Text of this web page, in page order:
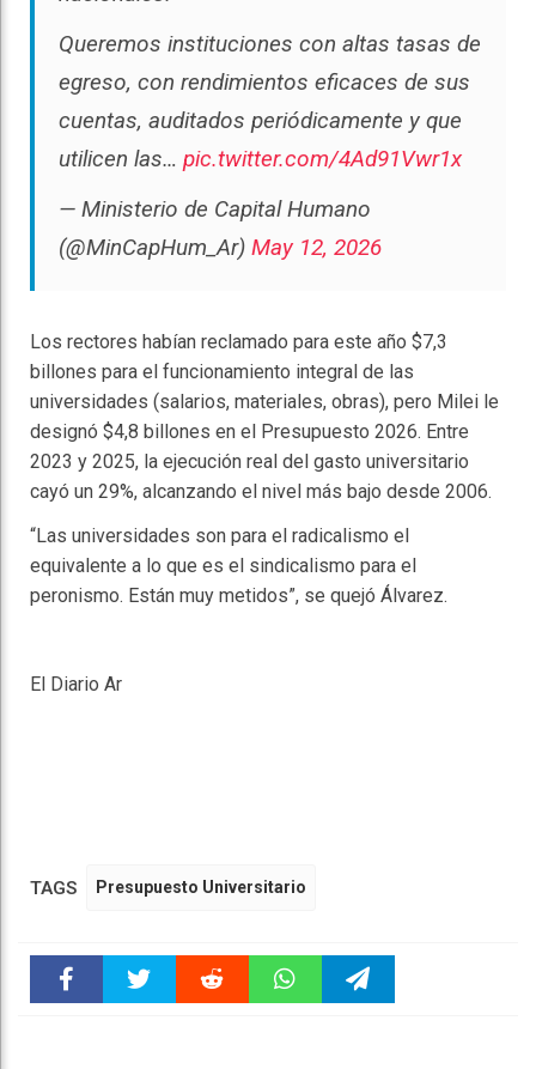
Queremos instituciones con altas tasas de
egreso, con rendimientos eficaces de sus
cuentas, auditados periódicamente y que
utilicen las… pic.twitter.com/4Ad91Vwr1x
— Ministerio de Capital Humano
(@MinCapHum_Ar) May 12, 2026
Los rectores habían reclamado para este año $7,3
billones para el funcionamiento integral de las
universidades (salarios, materiales, obras), pero Milei le
designó $4,8 billones en el Presupuesto 2026. Entre
2023 y 2025, la ejecución real del gasto universitario
cayó un 29%, alcanzando el nivel más bajo desde 2006.
“Las universidades son para el radicalismo el
equivalente a lo que es el sindicalismo para el
peronismo. Están muy metidos”, se quejó Álvarez.
El Diario Ar
TAGS Presupuesto Universitario